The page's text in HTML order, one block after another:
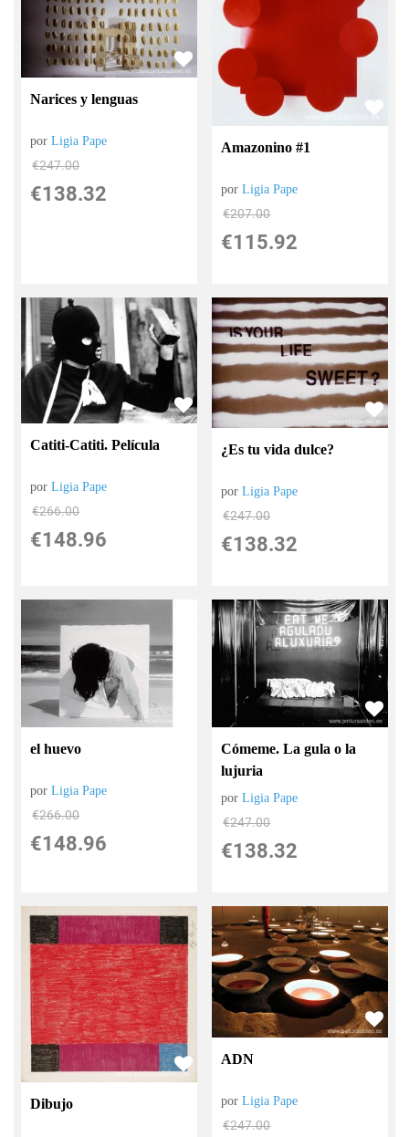
Narices y lenguas
porLigia Pape
€247.00
€138.32
Amazonino #1
porLigia Pape
€207.00
€115.92
Catiti-Catiti. Película
porLigia Pape
€266.00
€148.96
¿Es tu vida dulce?
porLigia Pape
€247.00
€138.32
el huevo
porLigia Pape
€266.00
€148.96
Cómeme. La gula o la
lujuria
porLigia Pape
€247.00
€138.32
Dibujo
ADN
porLigia Pape
€247.00